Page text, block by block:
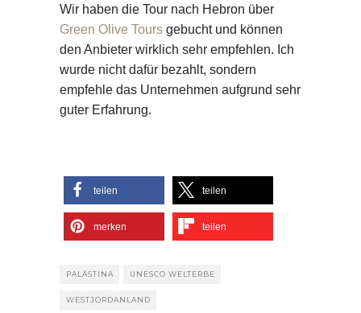
Wir haben die Tour nach Hebron über
Green Olive Tours gebucht und können
den Anbieter wirklich sehr empfehlen. Ich
wurde nicht dafür bezahlt, sondern
empfehle das Unternehmen aufgrund sehr
guter Erfahrung.
teilen teilen
merken teilen
PALÄSTINA UNESCO WELTERBE
WESTJORDANLAND